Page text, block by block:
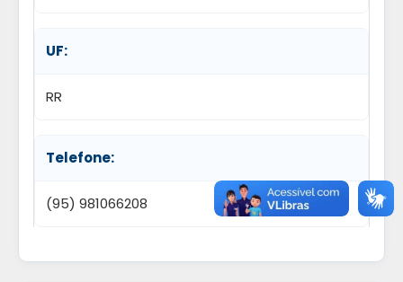
UF:
RR
Telefone:
(95) 981066208